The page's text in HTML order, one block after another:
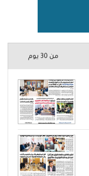
من 30 يوم